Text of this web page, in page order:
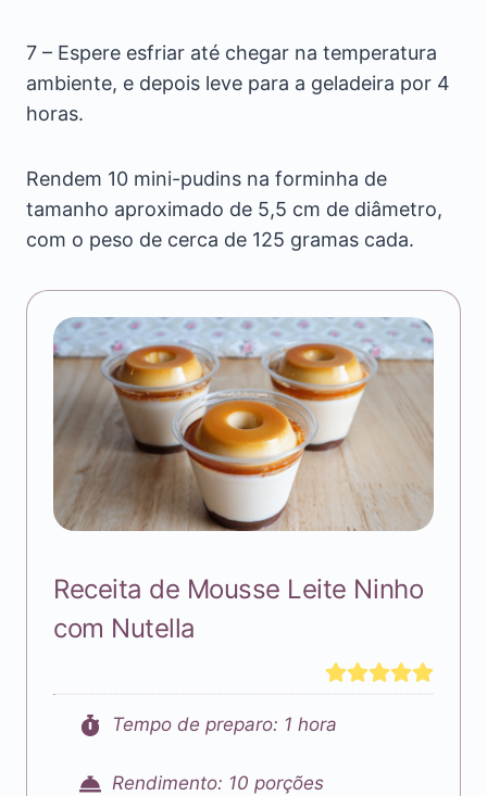
7 – Espere esfriar até chegar na temperatura
ambiente, e depois leve para a geladeira por 4
horas.
Rendem 10 mini-pudins na forminha de
tamanho aproximado de 5,5 cm de diâmetro,
com o peso de cerca de 125 gramas cada.
Receita de Mousse Leite Ninho
com Nutella
Tempo de preparo: 1 hora
Rendimento: 10 porções